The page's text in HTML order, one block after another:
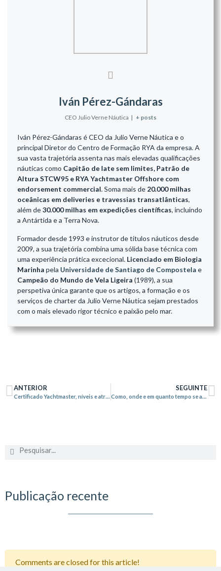
Iván Pérez-Gándaras
CEO Julio Verne Náutica | + posts
Iván Pérez-Gándaras é CEO da Julio Verne Náutica e o
principal Diretor do Centro de Formação RYA da empresa. A
sua vasta trajetória assenta nas mais elevadas qualificações
náuticas como Capitão de Iate sem limites, Patrão de
Altura STCW95 e RYA Yachtmaster Offshore com
endorsement commercial. Soma mais de 20.000 milhas
oceânicas em deliveries e travessias transatlânticas,
além de30.000 milhas em expedições científicas, incluindo
a Antártida e a Terra Nova.
Formador desde 1993 e instrutor de títulos náuticos desde
2009, a sua trajetória combina uma sólida base técnica com
uma experiência prática excecional. Licenciado em Biologia
Marinha pela Universidade de Santiago de Compostela e
Campeão do Mundo de Vela Ligeira (1989), a sua
perspetiva única garante que os artigos, a formação e os
serviços de charter da Julio Verne Náutica sejam prestados
com o mais elevado rigor técnico e paixão pelo mar.
ANTERIOR SEGUINTE
Publicação recente
Comments are closed for this article!